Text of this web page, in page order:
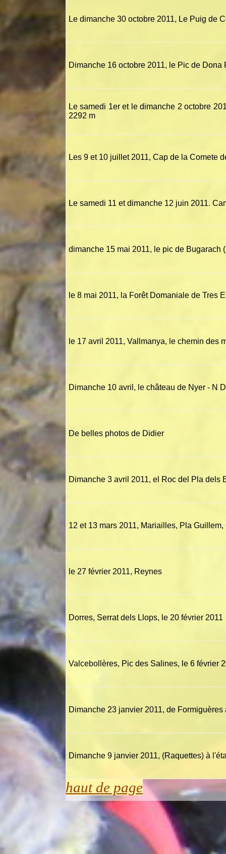
Le dimanche 30 octobre 2011, Le Puig de
Dimanche 16 octobre 2011, le Pic de Dona
Le samedi 1er et le dimanche 2 octobre
2292 m
Les 9 et 10 juillet 2011, Cap de la Comete
Le samedi 11 et dimanche 12 juin 2011.
dimanche 15 mai 2011, le pic de Bugarach
le 8 mai 2011, la Forêt Domaniale de Tres
le 17 avril 2011, Vallmanya, le chemin des
Dimanche 10 avril, le château de Nyer - N
De belles photos de Didier
Dimanche 3 avril 2011, el Roc del Pla dels
12 et 13 mars 2011, Mariailles, Pla
le 27 février 2011, Reynes
Dorres, Serrat dels Llops, le 20 février 2011
Valcebollères, Pic des Salines, le 6 février
Dimanche 23 janvier 2011, de
Dimanche 9 janvier 2011, (Raquettes) à
haut de page